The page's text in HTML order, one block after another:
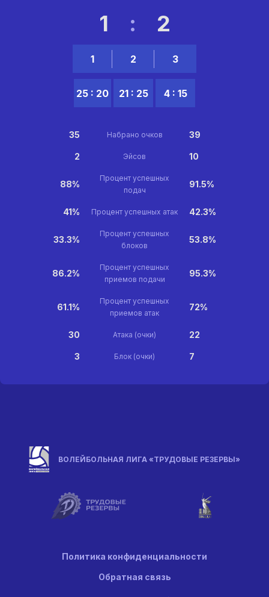
1 : 2
1
25 : 20
2
21 : 25
3
4 : 15
35 Набрано очков 39
2 Эйсов 10
88%
Процент успешных
подач
91.5%
41% Процент успешных атак 42.3%
33.3%
Процент успешных
блоков
53.8%
86.2%
Процент успешных
приемов подачи
95.3%
61.1%
Процент успешных
приемов атак
72%
30 Атака (очки) 22
3 Блок (очки) 7
ВОЛЕЙБОЛЬНАЯ ЛИГА «ТРУДОВЫЕ РЕЗЕРВЫ»
Политика конфиденциальности
Обратная связь